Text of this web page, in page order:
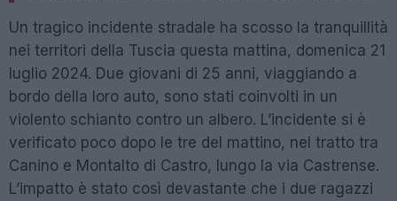
Un tragico incidente stradale ha scosso la tranquillità
nei territori della Tuscia questa mattina, domenica 21
luglio 2024. Due giovani di 25 anni, viaggiando a
bordo della loro auto, sono stati coinvolti in un
violento schianto contro un albero. L’incidente si è
verificato poco dopo le tre del mattino, nel tratto tra
Canino e Montalto di Castro, lungo la via Castrense.
L’impatto è stato così devastante che i due ragazzi